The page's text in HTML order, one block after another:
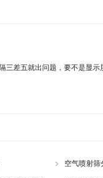
三差五就出问题，要不是显
空气喷射